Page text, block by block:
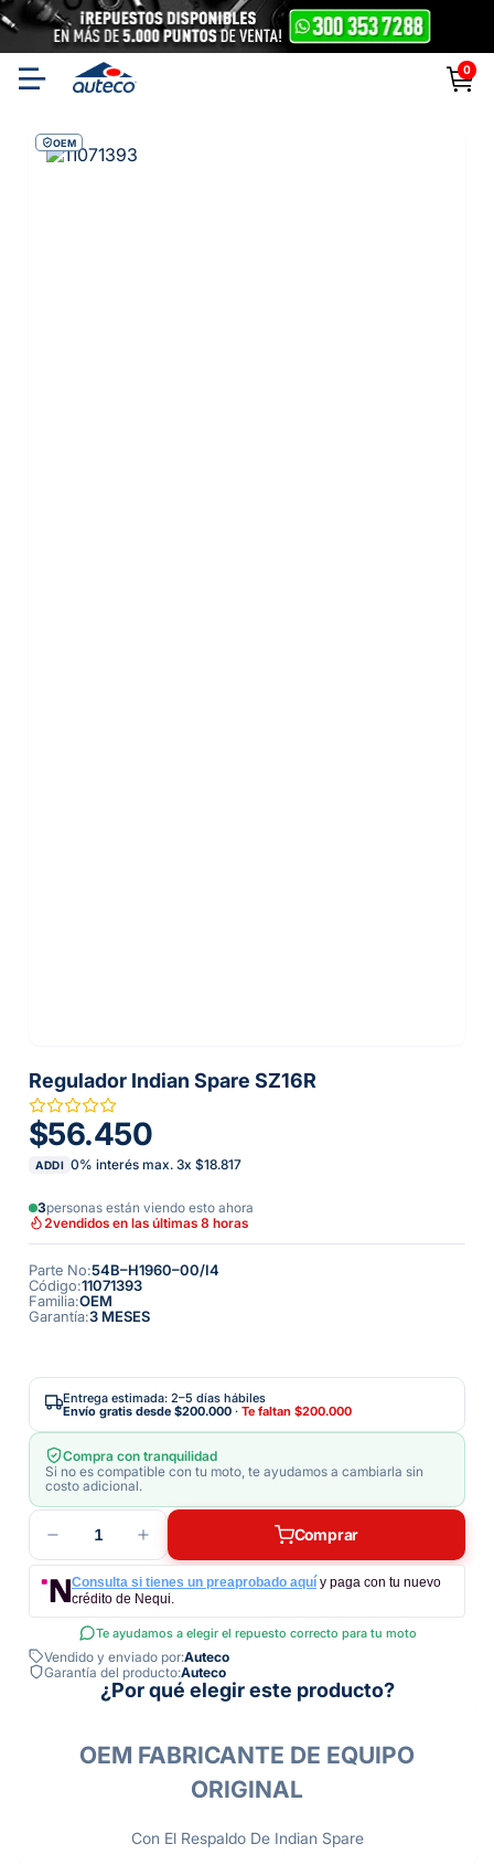
0
OEM
Regulador Indian Spare SZ16R
$56.450
ADDI 0% interés max. 3x $18.817
3personas están viendo esto ahora
2vendidos en las últimas 8 horas
Parte No:54B–H1960–00/I4
Código:11071393
Familia:OEM
Garantía:3 MESES
Entrega estimada: 2–5 días hábiles
Envío gratis desde $200.000 · Te faltan $200.000
Compra con tranquilidad
Si no es compatible con tu moto, te ayudamos a cambiarla sin
costo adicional.
1 Comprar
Consulta si tienes un preaprobado aquí y paga con tu nuevo
crédito de Nequi.
Te ayudamos a elegir el repuesto correcto para tu moto
Vendido y enviado por:Auteco
Garantía del producto:Auteco
¿Por qué elegir este producto?
OEM FABRICANTE DE EQUIPO
ORIGINAL
Con El Respaldo De Indian Spare